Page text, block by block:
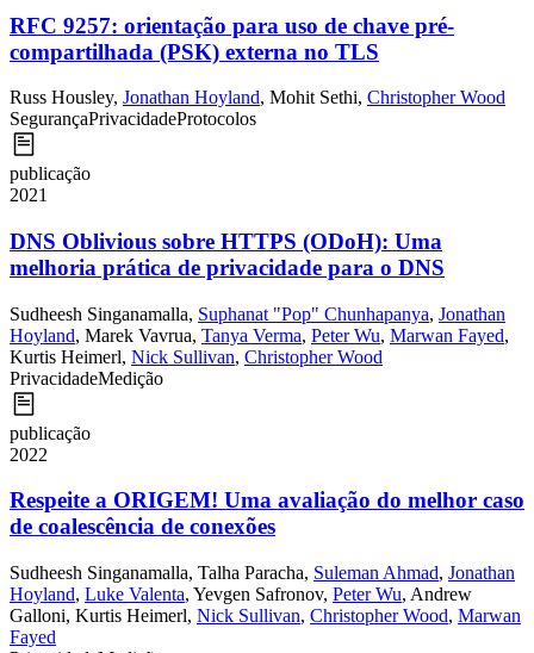
RFC 9257: orientação para uso de chave pré-
compartilhada (PSK) externa no TLS
Russ Housley, Jonathan Hoyland, Mohit Sethi, Christopher Wood
SegurançaPrivacidadeProtocolos
publicação
2021
DNS Oblivious sobre HTTPS (ODoH): Uma
melhoria prática de privacidade para o DNS
Sudheesh Singanamalla, Suphanat "Pop" Chunhapanya, Jonathan
Hoyland, Marek Vavrua, Tanya Verma, Peter Wu, Marwan Fayed,
Kurtis Heimerl, Nick Sullivan, Christopher Wood
PrivacidadeMedição
publicação
2022
Respeite a ORIGEM! Uma avaliação do melhor caso
de coalescência de conexões
Sudheesh Singanamalla, Talha Paracha, Suleman Ahmad, Jonathan
Hoyland, Luke Valenta, Yevgen Safronov, Peter Wu, Andrew
Galloni, Kurtis Heimerl, Nick Sullivan, Christopher Wood, Marwan
Fayed